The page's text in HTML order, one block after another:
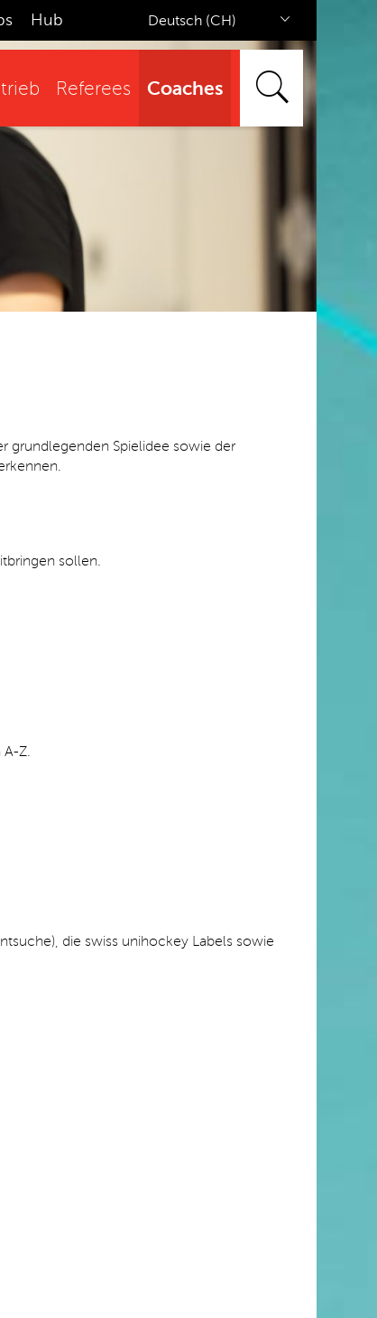
Hub Deutsch (CH)
Referees Coaches
grundlegenden Spielidee sowie der
sollen.
Z.
die swiss unihockey Labels sowie